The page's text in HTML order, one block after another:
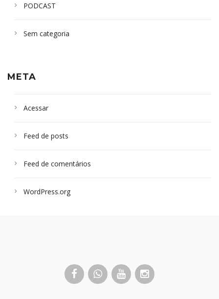
PODCAST
Sem categoria
META
Acessar
Feed de posts
Feed de comentários
WordPress.org